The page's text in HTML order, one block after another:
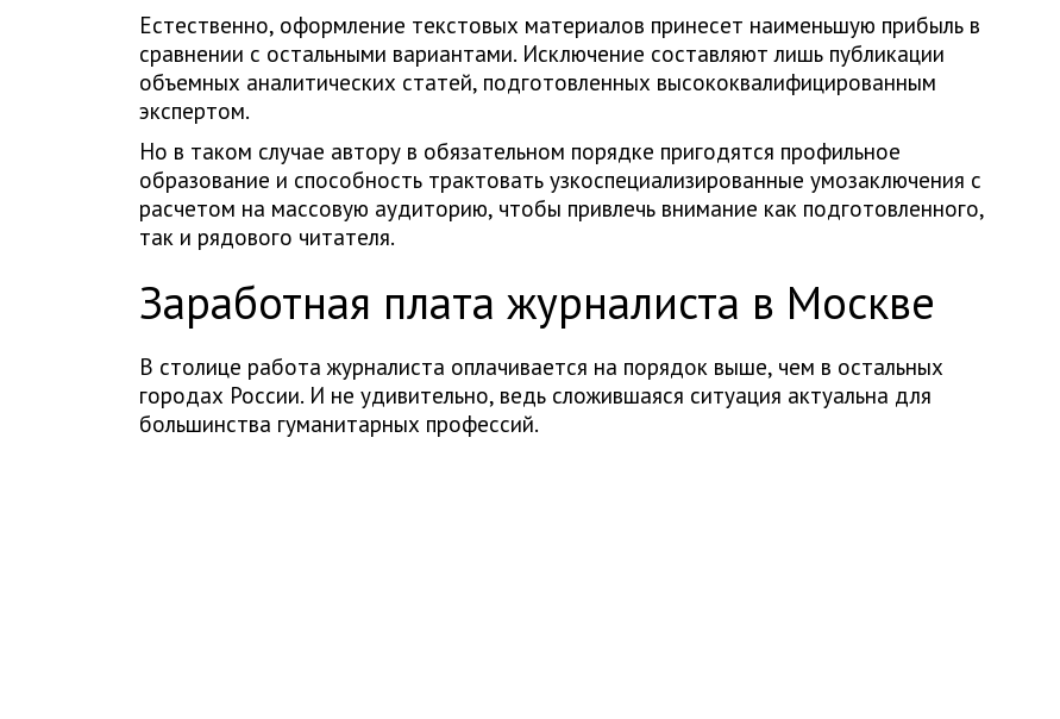
Естественно, оформление текстовых материалов принесет наименьшую прибыль в
сравнении с остальными вариантами. Исключение составляют лишь публикации
объемных аналитических статей, подготовленных высококвалифицированным
экспертом.
Но в таком случае автору в обязательном порядке пригодятся профильное
образование и способность трактовать узкоспециализированные умозаключения с
расчетом на массовую аудиторию, чтобы привлечь внимание как подготовленного,
так и рядового читателя.
Заработная плата журналиста в Москве
В столице работа журналиста оплачивается на порядок выше, чем в остальных
городах России. И не удивительно, ведь сложившаяся ситуация актуальна для
большинства гуманитарных профессий.